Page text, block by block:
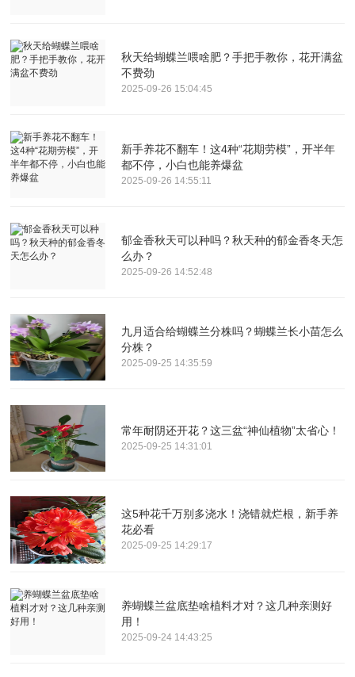
秋天给蝴蝶兰喂啥肥？手把手教你，花开满盆
不费劲
2025-09-26 15:04:45
新手养花不翻车！这4种“花期劳模”，开半年
都不停，小白也能养爆盆
2025-09-26 14:55:11
郁金香秋天可以种吗？秋天种的郁金香冬天怎
么办？
2025-09-26 14:52:48
九月适合给蝴蝶兰分株吗？蝴蝶兰长小苗怎么
分株？
2025-09-25 14:35:59
常年耐阴还开花？这三盆“神仙植物”太省心！
2025-09-25 14:31:01
这5种花千万别多浇水！浇错就烂根，新手养
花必看
2025-09-25 14:29:17
养蝴蝶兰盆底垫啥植料才对？这几种亲测好
用！
2025-09-24 14:43:25